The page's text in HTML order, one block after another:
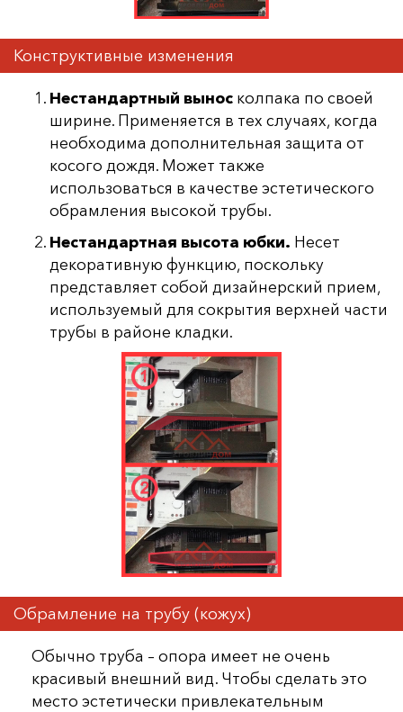
Конструктивные изменения
Нестандартный вынос колпака по своей
ширине. Применяется в тех случаях, когда
необходима дополнительная защита от
косого дождя. Может также
использоваться в качестве эстетического
обрамления высокой трубы.
Нестандартная высота юбки. Несет
декоративную функцию, поскольку
представляет собой дизайнерский прием,
используемый для сокрытия верхней части
трубы в районе кладки.
Обрамление на трубу (кожух)
Обычно труба – опора имеет не очень
красивый внешний вид. Чтобы сделать это
место эстетически привлекательным